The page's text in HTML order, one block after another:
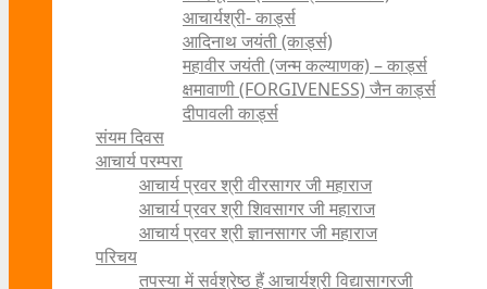
आचार्यश्री- कार्ड्स
आदिनाथ जयंती (कार्ड्स)
महावीर जयंती (जन्म कल्याणक) – कार्ड्स
क्षमावाणी (FORGIVENESS) जैन कार्ड्स
दीपावली कार्ड्स
संयम दिवस
आचार्य परम्परा
आचार्य प्रवर श्री वीरसागर जी महाराज
आचार्य प्रवर श्री शिवसागर जी महाराज
आचार्य प्रवर श्री ज्ञानसागर जी महाराज
परिचय
तपस्या में सर्वश्रेष्ठ हैं आचार्यश्री विद्यासागरजी